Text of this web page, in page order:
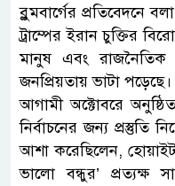
ব্লুমবার্গের প্রতিবেদনে
ট্রাম্পের ইরান চুক্তির
মানুষ এবং
জনপ্রিয়তায় ভাটা পড়েছে।
আগামী অক্টোবরে
নির্বাচনের জন্য প্রস্তুতি
আশা করেছিলেন,
ভালো বন্ধুর’ প্রত্যক্ষ